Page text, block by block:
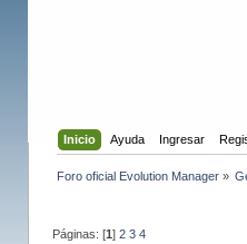
Inicio Ayuda Ingresar
Foro oficial Evolution Manager»
Páginas: [1] 2 3 4